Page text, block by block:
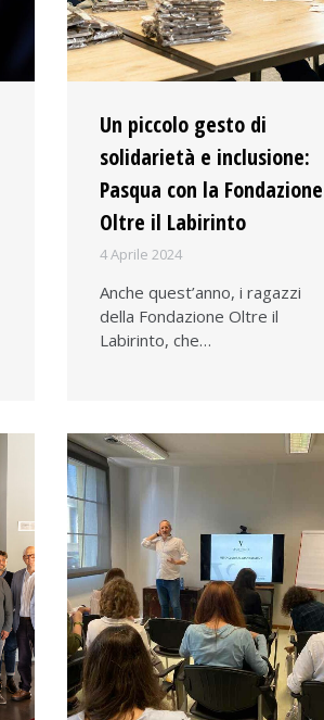
Un piccolo gesto di
solidarietà e inclusione:
Pasqua con la Fondazione
Oltre il Labirinto
4 Aprile 2024
Anche quest’anno, i ragazzi
della Fondazione Oltre il
Labirinto, che…